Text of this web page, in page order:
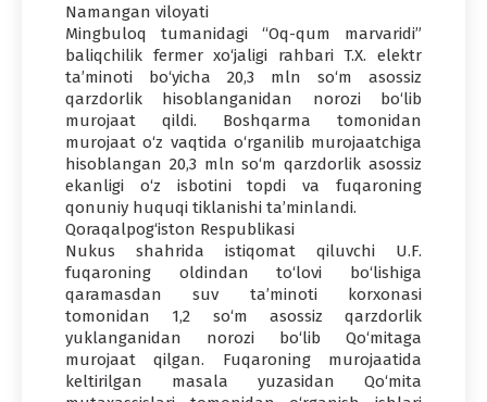
Namangan viloyati
Mingbuloq tumanidagi “Oq-qum marvaridi”
baliqchilik fermer xo‘jaligi rahbari T.X. elektr
ta’minoti bo‘yicha 20,3 mln so‘m asossiz
qarzdorlik hisoblanganidan norozi bo‘lib
murojaat qildi. Boshqarma tomonidan
murojaat o‘z vaqtida o‘rganilib murojaatchiga
hisoblangan 20,3 mln so‘m qarzdorlik asossiz
ekanligi o‘z isbotini topdi va fuqaroning
qonuniy huquqi tiklanishi ta’minlandi.
Qoraqalpog‘iston Respublikasi
Nukus shahrida istiqomat qiluvchi U.F.
fuqaroning oldindan to‘lovi bo‘lishiga
qaramasdan suv ta’minoti korxonasi
tomonidan 1,2 so‘m asossiz qarzdorlik
yuklanganidan norozi bo‘lib Qo‘mitaga
murojaat qilgan. Fuqaroning murojaatida
keltirilgan masala yuzasidan Qo‘mita